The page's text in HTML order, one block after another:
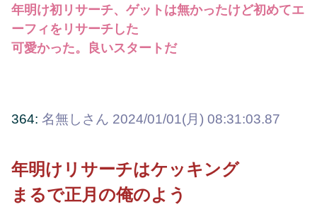
年明け初リサーチ、ゲットは無かったけど初めてエ
ーフィをリサーチした
可愛かった。良いスタートだ
364: 名無しさん 2024/01/01(月) 08:31:03.87
年明けリサーチはケッキング
まるで正月の俺のよう